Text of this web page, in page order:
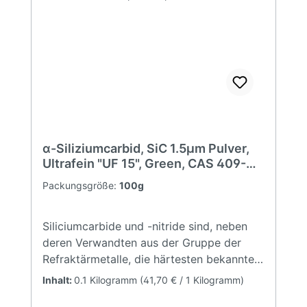
Feststoff Sicherheitshinweise P210: Von
Zündquellenarten fernhalten. Nicht
rauchen. P402+P404: In einem
geschlossenen Behälter an einem
trockenen Ort aufbewahren.
α-Siliziumcarbid, SiC 1.5µm Pulver,
Ultrafein "UF 15", Green, CAS 409-
21-2
Packungsgröße: 100g
Siliciumcarbide und -nitride sind, neben
deren Verwandten aus der Gruppe der
Refraktärmetalle, die härtesten bekannten
Stoffe (nach Kohlenstoff in der
Inhalt: 0.1 Kilogramm (41,70 € / 1 Kilogramm)